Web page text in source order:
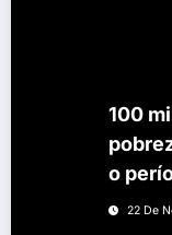
100
o
22 De